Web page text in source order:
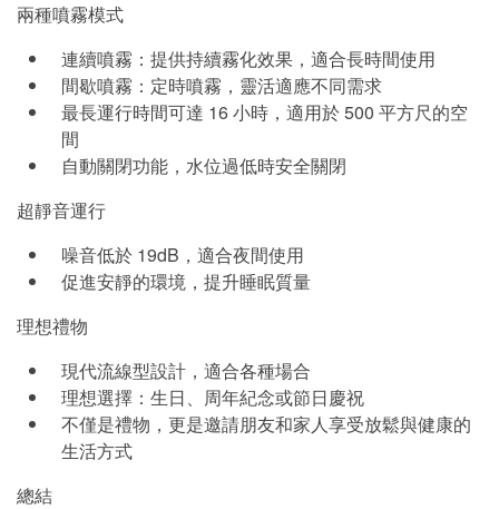
兩種噴霧模式
連續噴霧：提供持續霧化效果，適合長時間使用
間歇噴霧：定時噴霧，靈活適應不同需求
最長運行時間可達 16 小時，適用於 500 平方尺的空
間
自動關閉功能，水位過低時安全關閉
超靜音運行
噪音低於 19dB，適合夜間使用
促進安靜的環境，提升睡眠質量
理想禮物
現代流線型設計，適合各種場合
理想選擇：生日、周年紀念或節日慶祝
不僅是禮物，更是邀請朋友和家人享受放鬆與健康的
生活方式
總結